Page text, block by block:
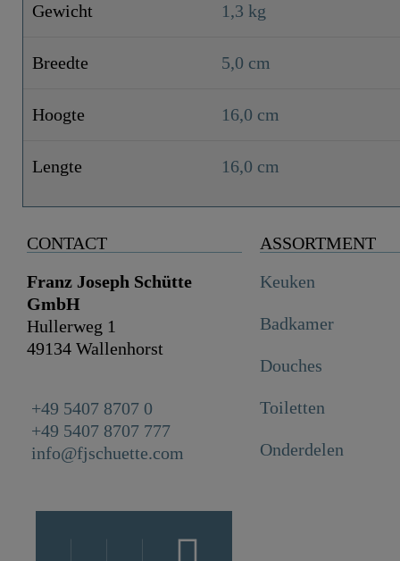
Gewicht 1,3 kg
Breedte 5,0 cm
Hoogte 16,0 cm
Lengte 16,0 cm
CONTACT
Franz Joseph Schütte
GmbH
Hullerweg 1
49134 Wallenhorst
+49 5407 8707 0
+49 5407 8707 777
info@fjschuette.com
ASSORTMENT
Keuken
Badkamer
Douches
Toiletten
Onderdelen